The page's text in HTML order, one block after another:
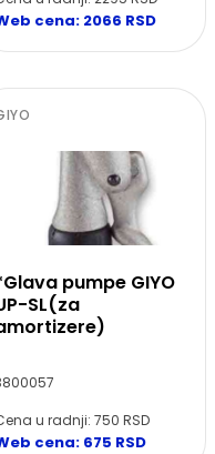
cena: 2066 RSD
pumpe GIYO
SL(za
u radnji: 750 RSD
cena: 675 RSD